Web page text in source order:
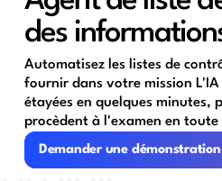
des
Automatisez les listes de
fournir dans votre mission L'IA
étayées en quelques minutes,
procèdent à l'examen en toute
Demander une démonstration
Demander une démonstration